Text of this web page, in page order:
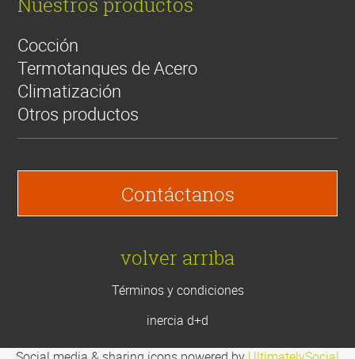
Cocción
Termotanques de Acero
Climatización
Otros productos
Contáctanos
volver arriba
Términos y condiciones
inercia d+d